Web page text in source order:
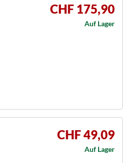
CHF 175,90
Auf Lager
CHF 49,09
Auf Lager